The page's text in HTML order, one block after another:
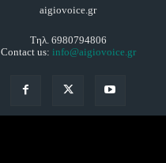
aigiovoice.gr
Τηλ. 6980794806
Contact us: info@aigiovoice.gr